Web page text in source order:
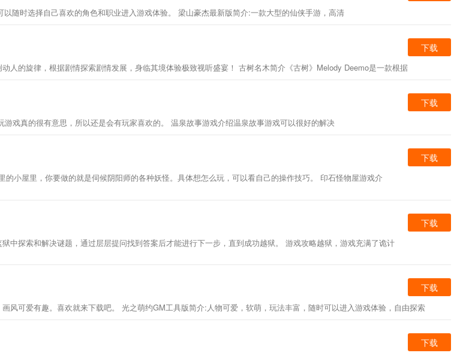
随时选择自己喜欢的角色和职业进入游戏体验。 梁山豪杰最新版简介:一款大型的仙侠手游，高清
人的旋律，根据剧情探索剧情发展，身临其境体验极致视听盛宴！ 古树名木简介《古树》Melody Deemo是一款根据
下载
戏真的很有意思，所以还是会有玩家喜欢的。 温泉故事游戏介绍温泉故事游戏可以很好的解决
下载
小屋里，你要做的就是伺候阴阳师的各种妖怪。具体想怎么玩，可以看自己的操作技巧。 印石怪物屋游戏介
下载
中探索和解决谜题，通过层层提问找到答案后才能进行下一步，直到成功越狱。 游戏攻略越狱，游戏充满了诡计
下载
风可爱有趣。喜欢就来下载吧。 光之萌约GM工具版简介:人物可爱，软萌，玩法丰富，随时可以进入游戏体验，自由探索
下载
下载